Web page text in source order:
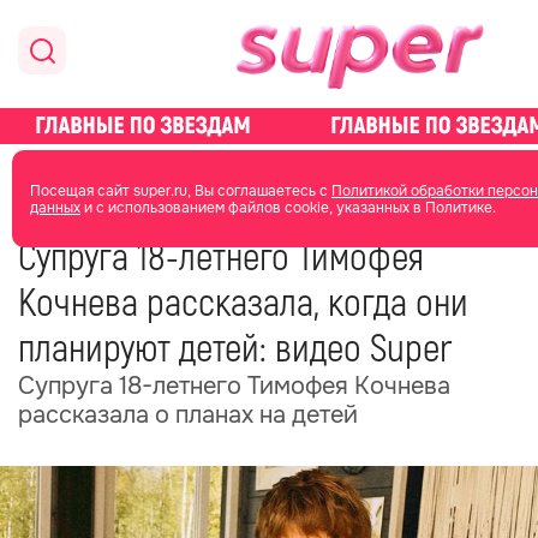
Посещая сайт super.ru, Вы соглашаетесь с Политикой обработки
данныхи с использованием файлов cookie, указанных в Политике.
главная новости о звездах новости
Супруга 18-летнего Тимофея
Кочнева рассказала, когда они
планируют детей: видео Super
Супруга 18-летнего Тимофея Кочнева
рассказала о планах на детей